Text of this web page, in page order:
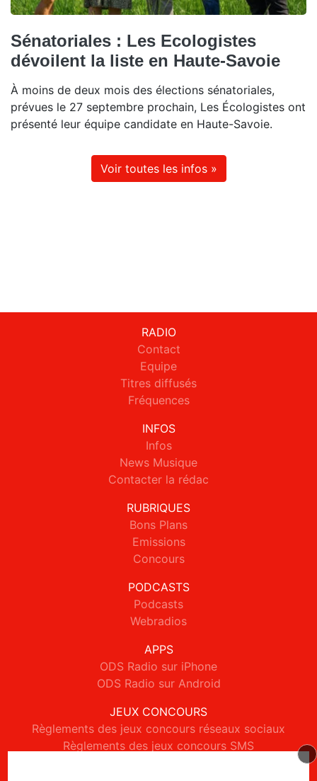
Sénatoriales : Les Ecologistes
dévoilent la liste en Haute-Savoie
À moins de deux mois des élections sénatoriales,
prévues le 27 septembre prochain, Les Écologistes ont
présenté leur équipe candidate en Haute-Savoie.
Voir toutes les infos »
RADIO
Contact
Equipe
Titres diffusés
Fréquences
INFOS
Infos
News Musique
Contacter la rédac
RUBRIQUES
Bons Plans
Emissions
Concours
PODCASTS
Podcasts
Webradios
APPS
ODS Radio sur iPhone
ODS Radio sur Android
JEUX CONCOURS
Règlements des jeux concours réseaux sociaux
Règlements des jeux concours SMS